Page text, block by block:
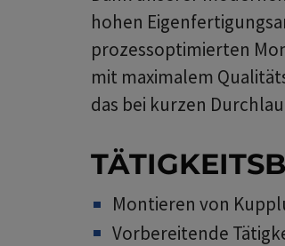
hohen
prozessoptimierten
mit maximalem
das bei kurzen
Montieren von
Vorbereitende